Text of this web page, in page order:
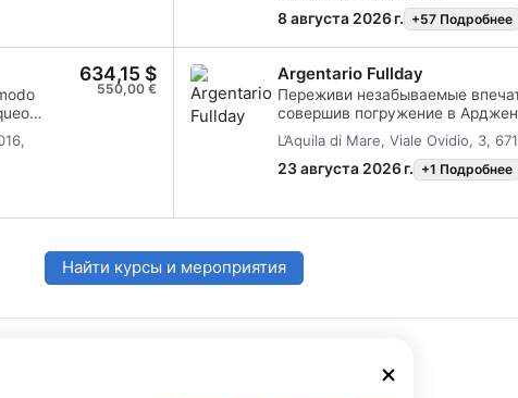
8 августа 2026 г. +57 Подробнее
con
tu
SSI
634,15 $
550,00 €
Argentario Fullday
Переживи незабываемые
совершив погружение в
Тосканского архипелага. Из
отправимся на лодке на день,
исследованию характерного
входящих в число самых
ждут захватывающие пейзажи
богатыми горгониями, губками
Anna Bianca и Nasim, и частые
включает два погружения с
L’Aquila di Mare, Viale Ovidio, 3,
23 августа 2026 г. +1 Подробнее
Найти курсы и мероприятия